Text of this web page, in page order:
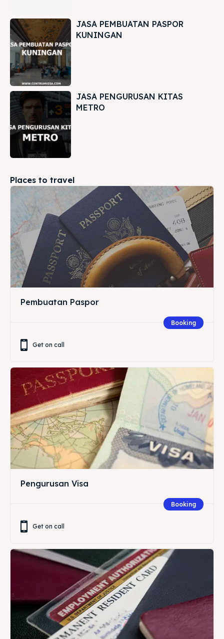
JASA PEMBUATAN PASPOR
KUNINGAN
JASA PENGURUSAN KITAS
METRO
Places to travel
Pembuatan Paspor
Booking
Get on call
Pengurusan Visa
Booking
Get on call